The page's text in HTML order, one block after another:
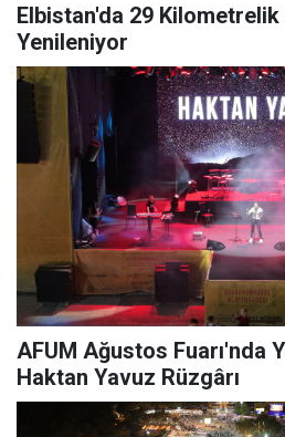
Elbistan'da 29 Kilometrelik
Yenileniyor
AFUM Ağustos Fuarı'nda
Haktan Yavuz Rüzgârı